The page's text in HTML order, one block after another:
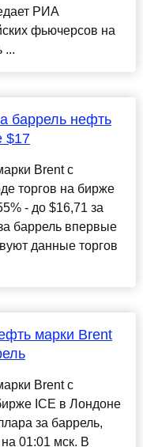
РИА
фьючерсов на
...
баррель нефть
$17
Brent с
торгов на бирже
- до $16,71 за
баррель впервые
данные торгов
марки Brent
Brent с
ICE в Лондоне
за баррель,
01:01 мск. В